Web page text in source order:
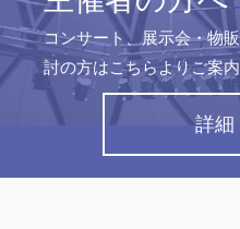
コンサート、展示会・物
討の方はこちらよりご案
詳細